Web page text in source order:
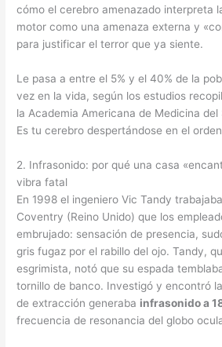
cómo el cerebro amenazado interpreta
motor como una amenaza externa y
para justificar el terror que ya siente.
Le pasa a entre el 5% y el 40% de la
vez en la vida, según los estudios
la Academia Americana de Medicina del
Es tu cerebro despertándose en el
2. Infrasonido: por qué una casa
vibra fatal
En 1998 el ingeniero Vic Tandy
Coventry (Reino Unido) que los
embrujado: sensación de presencia,
gris fugaz por el rabillo del ojo. Tandy,
esgrimista, notó que su espada
tornillo de banco. Investigó y encontró
de extracción generaba infrasonido a
frecuencia de resonancia del globo